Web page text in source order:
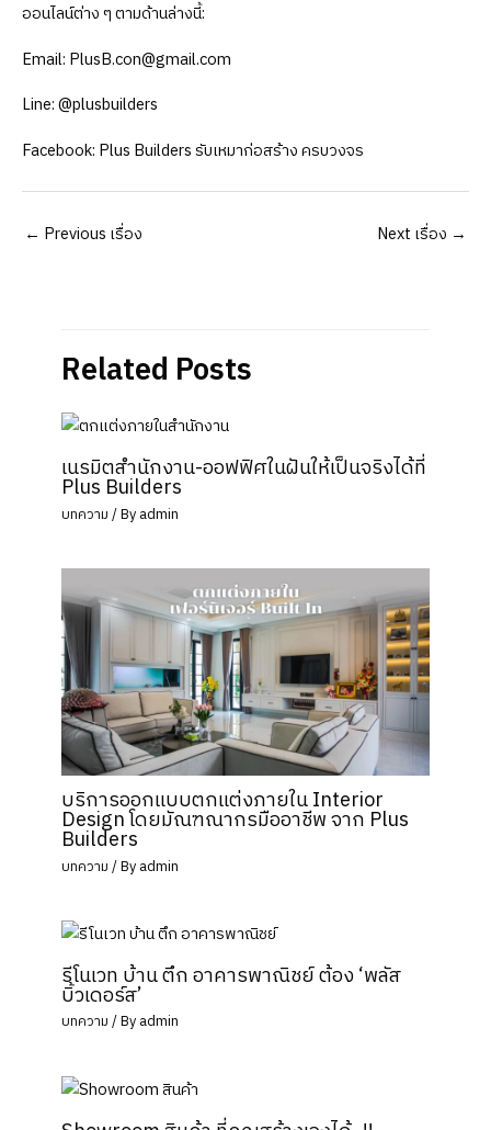
ออนไลน์ต่าง ๆ ตามด้านล่างนี้:
Email: PlusB.con@gmail.com
Line:@plusbuilders
Facebook: Plus Builders รับเหมาก่อสร้าง ครบวงจร
Post
← Previous เรื่อง Next เรื่อง →
Related Posts
เนรมิตสำนักงาน-ออฟฟิศในฝันให้เป็นจริงได้ที่
Plus Builders
บทความ/ Byadmin
บริการออกแบบตกแต่งภายใน Interior
Design โดยมัณฑณากรมืออาชีพ จาก Plus
Builders
บทความ/ Byadmin
รีโนเวท บ้าน ตึก อาคารพาณิชย์ ต้อง ‘พลัส
บิ้วเดอร์ส’
บทความ/ Byadmin